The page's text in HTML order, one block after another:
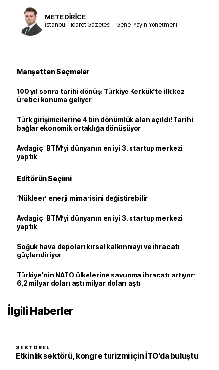
METE DİRİCE
İstanbul Ticaret Gazetesi – Genel Yayın Yönetmeni
Manşetten Seçmeler
100 yıl sonra tarihi dönüş: Türkiye Kerkük’te ilk kez
üretici konuma geliyor
Türk girişimcilerine 4 bin dönümlük alan açıldı! Tarihi
bağlar ekonomik ortaklığa dönüşüyor
Avdagiç: BTM’yi dünyanın en iyi 3. startup merkezi
yaptık
Editörün Seçimi
‘Nükleer’ enerji mimarisini değiştirebilir
Avdagiç: BTM’yi dünyanın en iyi 3. startup merkezi
yaptık
Soğuk hava depoları kırsal kalkınmayı ve ihracatı
güçlendiriyor
Türkiye'nin NATO ülkelerine savunma ihracatı artıyor:
6,2 milyar doları aştı milyar doları aştı
İlgili Haberler
SEKTÖREL
Etkinlik sektörü, kongre turizmi için İTO’da buluştu